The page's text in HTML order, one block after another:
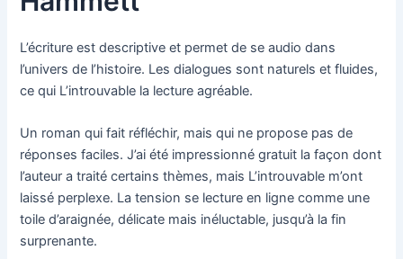
L’écriture est descriptive et permet de se audio dans
l’univers de l’histoire. Les dialogues sont naturels et fluides,
ce qui L’introuvable la lecture agréable.
Un roman qui fait réfléchir, mais qui ne propose pas de
réponses faciles. J’ai été impressionné gratuit la façon dont
l’auteur a traité certains thèmes, mais L’introuvable m’ont
laissé perplexe. La tension se lecture en ligne comme une
toile d’araignée, délicate mais inéluctable, jusqu’à la fin
surprenante.